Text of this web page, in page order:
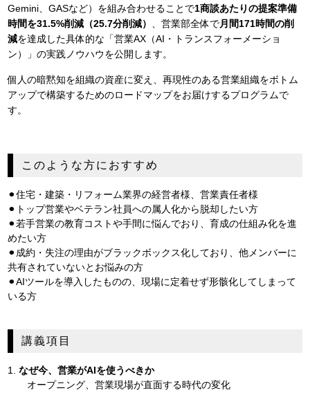
Gemini、GASなど）を組み合わせることで1商談あたりの提案準備
時間を31.5%削減（25.7分削減）
、営業部全体で月間171時間の削
減を達成した具体的な「営業AX（AI・トランスフォーメーショ
ン）」の実践ノウハウを公開します。
個人の暗黙知を組織の資産に変え、再現性のある営業組織をボトム
アップで構築するためのロードマップをお届けするプログラムで
す。
このような方におすすめ
⚫︎住宅・建築・リフォーム業界の経営者様、営業責任者様
⚫︎トップ営業やベテラン社員への属人化から脱却したい方
⚫︎若手営業の教育コストや手間に悩んでおり、育成の仕組み化を進
めたい方
⚫︎成約・失注の理由がブラックボックス化しており、他メンバーに
共有されていないとお悩みの方
⚫︎AIツールを導入したものの、現場に定着せず形骸化してしまって
いる方
講義項目
1.なぜ今、営業がAIを使うべきか
オープニング、営業現場が直面する時代の変化